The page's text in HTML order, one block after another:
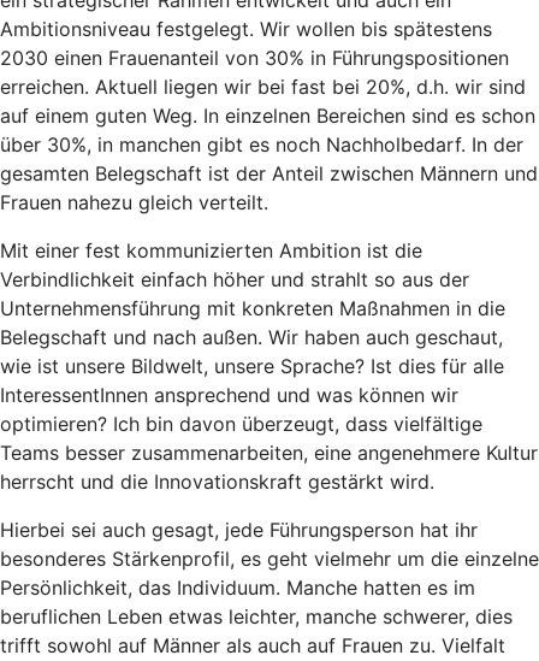
Ambitionsniveau festgelegt. Wir wollen bis spätestens
2030 einen Frauenanteil von 30% in Führungspositionen
erreichen. Aktuell liegen wir bei fast bei 20%, d.h. wir sind
auf einem guten Weg. In einzelnen Bereichen sind es schon
über 30%, in manchen gibt es noch Nachholbedarf. In der
gesamten Belegschaft ist der Anteil zwischen Männern und
Frauen nahezu gleich verteilt.
Mit einer fest kommunizierten Ambition ist die
Verbindlichkeit einfach höher und strahlt so aus der
Unternehmensführung mit konkreten Maßnahmen in die
Belegschaft und nach außen. Wir haben auch geschaut,
wie ist unsere Bildwelt, unsere Sprache? Ist dies für alle
InteressentInnen ansprechend und was können wir
optimieren? Ich bin davon überzeugt, dass vielfältige
Teams besser zusammenarbeiten, eine angenehmere Kultur
herrscht und die Innovationskraft gestärkt wird.
Hierbei sei auch gesagt, jede Führungsperson hat ihr
besonderes Stärkenprofil, es geht vielmehr um die einzelne
Persönlichkeit, das Individuum. Manche hatten es im
beruflichen Leben etwas leichter, manche schwerer, dies
trifft sowohl auf Männer als auch auf Frauen zu. Vielfalt